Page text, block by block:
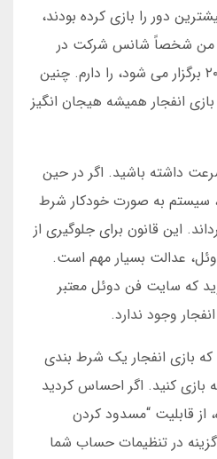
برتر که بیشترین دور را بازی کرده بودند،
من شخصاً شانس شرکت در
مسابقه دوم را که در مه ۲۰۲۵ برگزار می شود، را دارم. چنین
انفجار همیشه هیجان انگیز
داشته باشید. اگر در حین
سیستم به صورت خودکار شرط
۱ باز می گرداند. این قانون برای جلوگیری از
عدالت بسیار مهم است.
که سایت فن دوئل معتبر
وجود ندارد.
که بازی انفجار یک شرط بندی
کنید. اگر احساس کردید
از قابلیت “مسدود کردن
در تنظیمات حساب شما